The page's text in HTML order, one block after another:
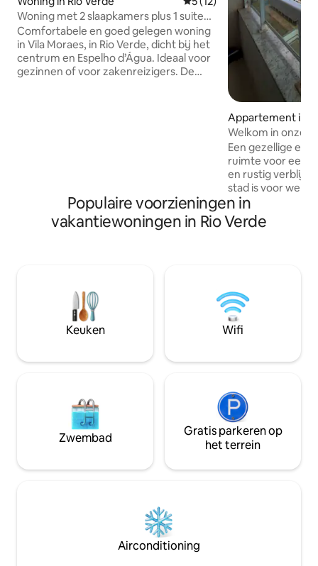
Woning met 2 slaapkamers plus 1 suite
en een eethoek
Comfortabele en goed gelegen woning
in Vila Moraes, in Rio Verde, dicht bij het
centrum en Espelho d’Água. Ideaal voor
gezinnen of voor zakenreizigers. De
omgeving biedt om uit te rusten of te
genieten van leuke momenten.
Appartement in
Welkom in onze
Een gezellige en
ruimte voor een
en rustig verblijf. Ideaal voor wie in de
stad is voor werk
gewoon even wil
ingericht en
fitnessruimte,
locatie, dicht bij
restaurants. Ik heet u graag van harte
welkom!
Populaire voorzieningen in
vakantiewoningen in Rio Verde
Keuken Wifi
Zwembad
Gratis parkeren op
het terrein
Airconditioning